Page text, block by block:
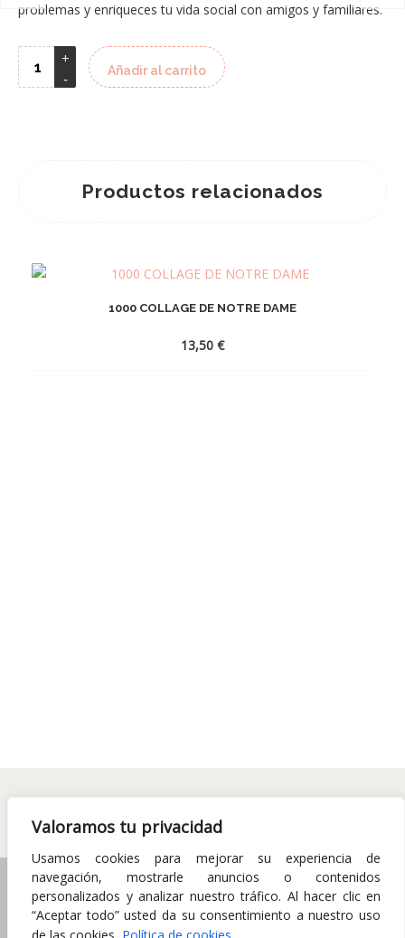
Valoramos tu privacidad
Usamos cookies para mejorar su experiencia de
navegación, mostrarle anuncios o contenidos
personalizados y analizar nuestro tráfico. Al hacer clic en
“Aceptar todo” usted da su consentimiento a nuestro uso
problemas y enriqueces tu vida social con amigos y familiares.
Añadir al carrito
Productos relacionados
1000 COLLAGE DE NOTRE DAME
13,50 €
Política de Privacidad
Condiciones de uso
Política de cookies
Aviso Legal